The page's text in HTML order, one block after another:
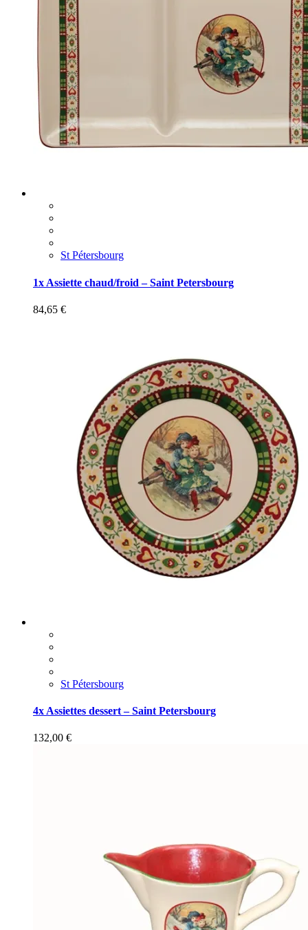
St Pétersbourg
1x Assiette chaud/froid – Saint Petersbourg
84,65 €
St Pétersbourg
4x Assiettes dessert – Saint Petersbourg
132,00 €